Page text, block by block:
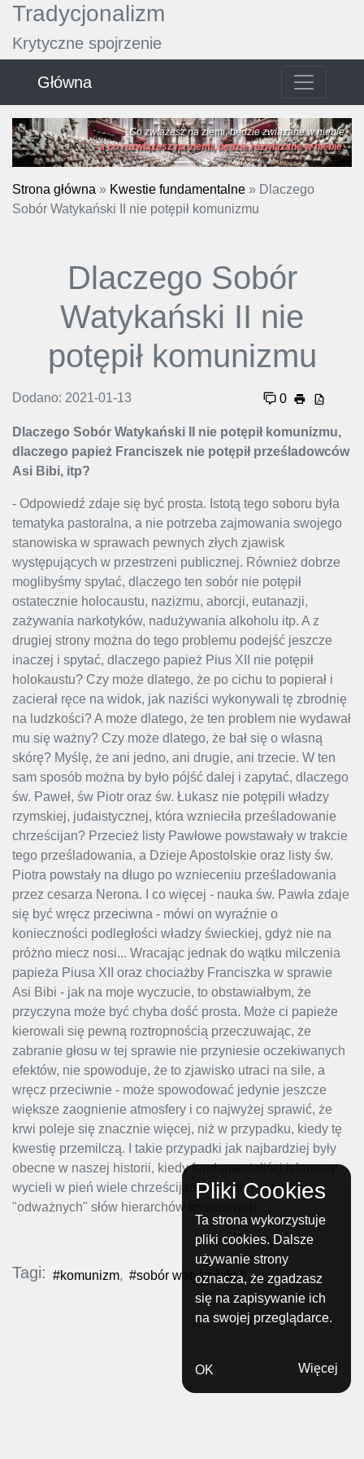
Tradycjonalizm
Krytyczne spojrzenie
Główna
Co zwiążesz na ziemi, będzie związane w niebie
a co rozwiążesz na ziemi, będzie rozwiązane w niebie.
Strona główna » Kwestie fundamentalne » Dlaczego
Sobór Watykański II nie potępił komunizmu
Dlaczego Sobór
Watykański II nie
potępił komunizmu
Dodano: 2021-01-13 0
Dlaczego Sobór Watykański II nie potępił komunizmu,
dlaczego papież Franciszek nie potępił prześladowców
Asi Bibi, itp?
- Odpowiedź zdaje się być prosta. Istotą tego soboru była
tematyka pastoralna, a nie potrzeba zajmowania swojego
stanowiska w sprawach pewnych złych zjawisk
występujących w przestrzeni publicznej. Również dobrze
moglibyśmy spytać, dlaczego ten sobór nie potępił
ostatecznie holocaustu, nazizmu, aborcji, eutanazji,
zażywania narkotyków, nadużywania alkoholu itp. A z
drugiej strony można do tego problemu podejść jeszcze
inaczej i spytać, dlaczego papież Pius XII nie potępił
holokaustu? Czy może dlatego, że po cichu to popierał i
zacierał ręce na widok, jak naziści wykonywali tę zbrodnię
na ludzkości? A może dlatego, że ten problem nie wydawał
mu się ważny? Czy może dlatego, że bał się o własną
skórę? Myślę, że ani jedno, ani drugie, ani trzecie. W ten
sam sposób można by było pójść dalej i zapytać, dlaczego
św. Paweł, św Piotr oraz św. Łukasz nie potępili władzy
rzymskiej, judaistycznej, która wznieciła prześladowanie
chrześcijan? Przecież listy Pawłowe powstawały w trakcie
tego prześladowania, a Dzieje Apostolskie oraz listy św.
Piotra powstały na długo po wznieceniu prześladowania
przez cesarza Nerona. I co więcej - nauka św. Pawła zdaje
się być wręcz przeciwna - mówi on wyraźnie o
konieczności podległości władzy świeckiej, gdyż nie na
próżno miecz nosi... Wracając jednak do wątku milczenia
papieża Piusa XII oraz chociażby Franciszka w sprawie
Asi Bibi - jak na moje wyczucie, to obstawiałbym, że
przyczyna może być chyba dość prosta. Może ci papieże
kierowali się pewną roztropnością przeczuwając, że
zabranie głosu w tej sprawie nie przyniesie oczekiwanych
efektów, nie spowoduje, że to zjawisko utraci na sile, a
wręcz przeciwnie - może spowodować jedynie jeszcze
większe zaognienie atmosfery i co najwyżej sprawić, że
krwi poleje się znacznie więcej, niż w przypadku, kiedy tę
kwestię przemilczą. I takie przypadki jak najbardziej były
obecne w naszej historii, kiedy fundamentaliści islamscy
wycieli w pień wiele chrześcijańskich istnień na skutek
"odważnych" słów hierarchów kościelnych.
Tagi: #komunizm, #sobór watykański ii
Pliki Cookies
Ta strona wykorzystuje
pliki cookies. Dalsze
używanie strony
oznacza, że zgadzasz
się na zapisywanie ich
na swojej przeglądarce.
OK Więcej